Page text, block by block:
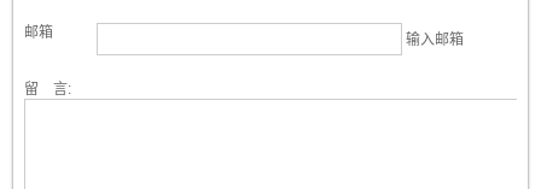
邮箱 输入邮箱
留 言: